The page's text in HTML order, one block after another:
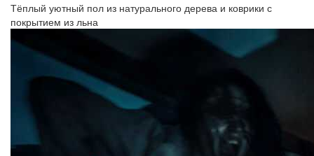
Тёплый уютный пол из натурального дерева и коврики с
покрытием из льна